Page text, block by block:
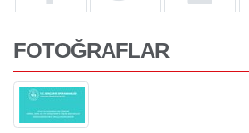
FOTOĞRAFLAR